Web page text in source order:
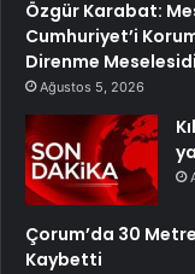
Özgür Karabat:
Cumhuriyet’i
Direnme
Ağustos 5, 2026
Çorum’da 30
Kaybetti